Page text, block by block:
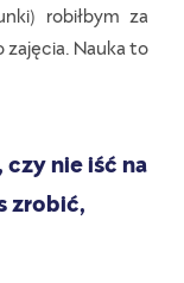
robiłbym za
zajęcia. Nauka to
nie iść na
zrobić,